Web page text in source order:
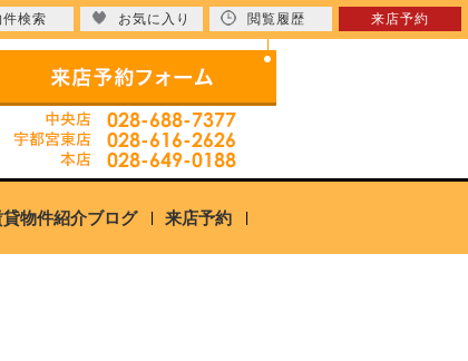
貸物件紹介ブログ 来店予約
件検索 お気に入り 閲覧履歴 来店予約